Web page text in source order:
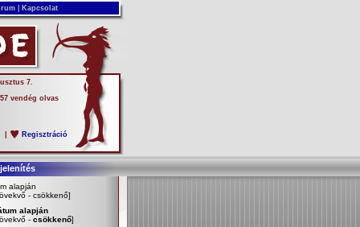
Kapcsolat
7.
vendég olvas
Regisztráció
alapján
- csökkenő]
alapján
- csökkenő]